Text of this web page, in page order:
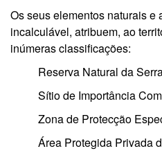
Os seus elementos naturais e
incalculável, atribuem, ao
inúmeras classificações:
Reserva Natural da
Sítio de Importância
Zona de Protecção
Área Protegida Privada